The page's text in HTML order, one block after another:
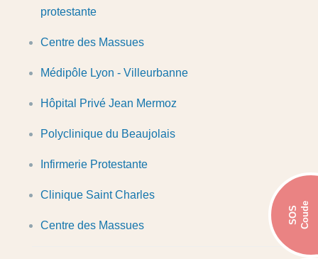
SOS Coude
protestante
Centre des Massues
Médipôle Lyon - Villeurbanne
Hôpital Privé Jean Mermoz
Polyclinique du Beaujolais
Infirmerie Protestante
Clinique Saint Charles
Centre des Massues